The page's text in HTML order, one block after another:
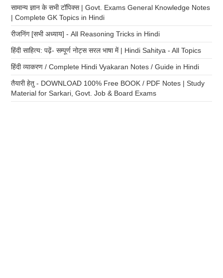
सामान्य ज्ञान के सभी टॉपिक्स | Govt. Exams General Knowledge Notes
| Complete GK Topics in Hindi
रीजनिंग [सभी अध्याय] - All Reasoning Tricks in Hindi
हिंदी साहित्य: पढ़ें- सम्पूर्ण नोट्स सरल भाषा में | Hindi Sahitya - All Topics
हिंदी व्याकरण / Complete Hindi Vyakaran Notes / Guide in Hindi
तैयारी हेतु - DOWNLOAD 100% Free BOOK / PDF Notes | Study
Material for Sarkari, Govt. Job & Board Exams